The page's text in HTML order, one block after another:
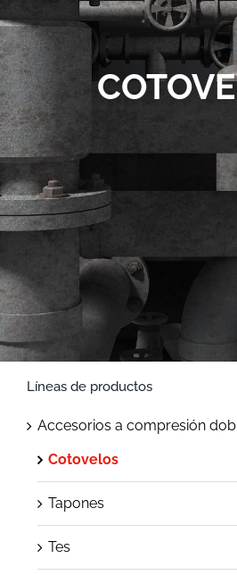
Líneas de productos
Accesorios a compresión
Cotovelos
Tapones
Tes